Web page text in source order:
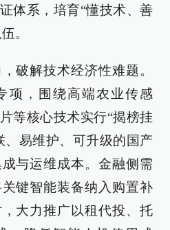
体系，培育“懂技术、善
。
破解技术经济性难题。
项，围绕高端农业传感
等核心技术实行“揭榜挂
、易维护、可升级的国产
与运维成本。金融侧需
键智能装备纳入购置补
大力推广以租代投、托